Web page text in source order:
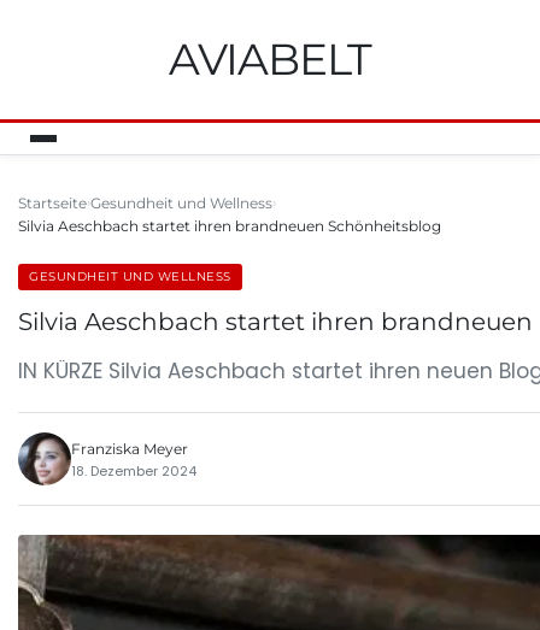
AVIABELT
Startseite Gesundheit und Wellness
Silvia Aeschbach startet ihren brandneuen Schönheitsblog
GESUNDHEIT UND WELLNESS
Silvia Aeschbach startet ihren
IN KÜRZE Silvia Aeschbach startet ihren neuen
Franziska Meyer
18. Dezember 2024